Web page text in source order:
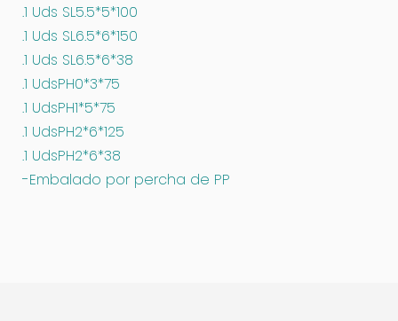
.1 Uds SL5.5*5*100
.1 Uds SL6.5*6*150
.1 Uds SL6.5*6*38
.1 UdsPH0*3*75
.1 UdsPH1*5*75
.1 UdsPH2*6*125
.1 UdsPH2*6*38
-Embalado por percha de PP